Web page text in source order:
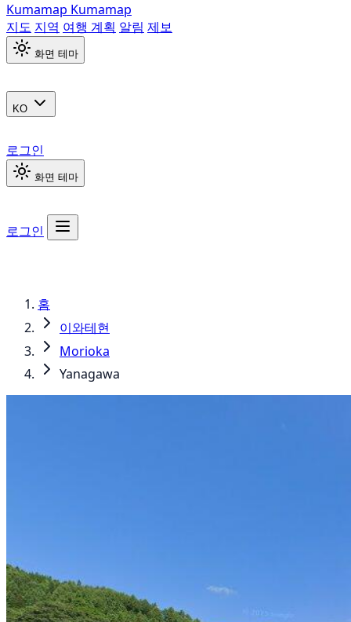
Kumamap Kumamap
지도 지역 여행 계획 알림 제보
화면 테마
KO
로그인
화면 테마
로그인
홈
이와테현
Morioka
Yanagawa